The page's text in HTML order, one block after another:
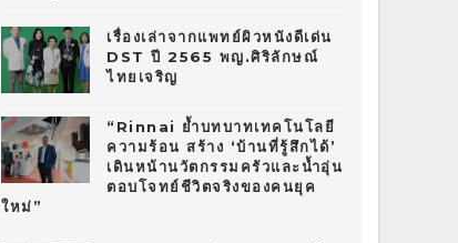
เรื่องเล่าจากแพทย์ผิวหนังดีเด่น
DST ปี 2565 พญ.ศิริลักษณ์
ไทยเจริญ
“Rinnai ย้ำบทบาทเทคโนโลยี
ความร้อน สร้าง ‘บ้านที่รู้สึกได้’
เดินหน้านวัตกรรมครัวและน้ำอุ่น
ตอบโจทย์ชีวิตจริงของคนยุค
ใหม่”